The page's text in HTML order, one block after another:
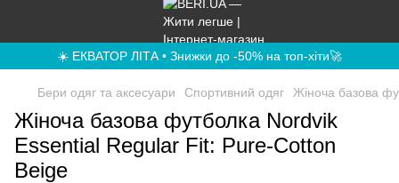
☀️ ЕКВАТОР ЛІТА • Знижки до -50% на топ-хіти🚀
Бери одяг та аксесуари Спортивний одяг Жіноча базова
Жіноча базова футболка Nordvik
Essential Regular Fit: Pure-Cotton
Beige